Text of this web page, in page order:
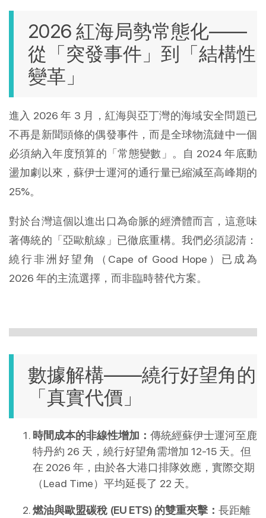
2026 紅海局勢常態化——
從「突發事件」到「結構性
變革」
進入 2026 年 3 月，紅海與亞丁灣的海域安全問題已
不再是新聞頭條的偶發事件，而是全球物流鏈中一個
必須納入年度預算的「常態變數」。自 2024 年底動
盪加劇以來，蘇伊士運河的通行量已縮減至高峰期的
25%。
對於台灣這個以進出口為命脈的經濟體而言，這意味
著傳統的「亞歐航線」已徹底重構。我們必須認清：
繞行非洲好望角（Cape of Good Hope）已成為
2026 年的主流選擇，而非臨時替代方案。
數據解構——繞行好望角的
「真實代價」
時間成本的非線性增加： 傳統經蘇伊士運河至鹿
特丹約 26 天，繞行好望角需增加 12-15 天。但
在 2026 年，由於各大港口排隊效應，實際交期
（Lead Time）平均延長了 22 天。
燃油與歐盟碳稅 (EU ETS) 的雙重夾擊： 長距離